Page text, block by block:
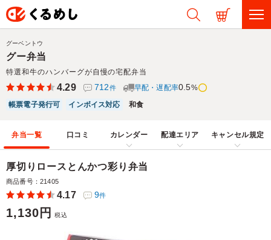
グー弁当
特選和牛のハンバーグが自慢の宅配弁当
グーベントウ
4.29 712件 早配・遅配率0.5%
帳票電子発行可
インボイス対応 和食
弁当一覧 口コミ カレンダー 配達エリア キャンセル規定
厚切りロースとんかつ彩り弁当
商品番号：21405
4.17 9件
1,130円 税込